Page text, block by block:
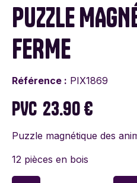
PUZZLE
FERME
Référence : PIX1869
PVC 23.90 €
Puzzle magnétique des
12 pièces en bois